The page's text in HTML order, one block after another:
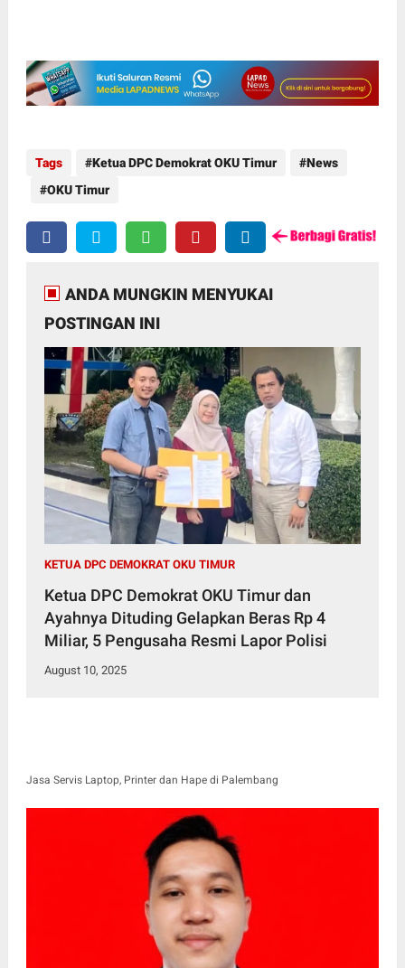
Tags Ketua DPC Demokrat OKU Timur
News
OKU Timur
ANDA MUNGKIN MENYUKAI
POSTINGAN INI
KETUA DPC DEMOKRAT OKU TIMUR
Ketua DPC Demokrat OKU Timur dan
Ayahnya Dituding Gelapkan Beras Rp 4
Miliar, 5 Pengusaha Resmi Lapor Polisi
August 10, 2025
Jasa Servis Laptop, Printer dan Hape di Palembang